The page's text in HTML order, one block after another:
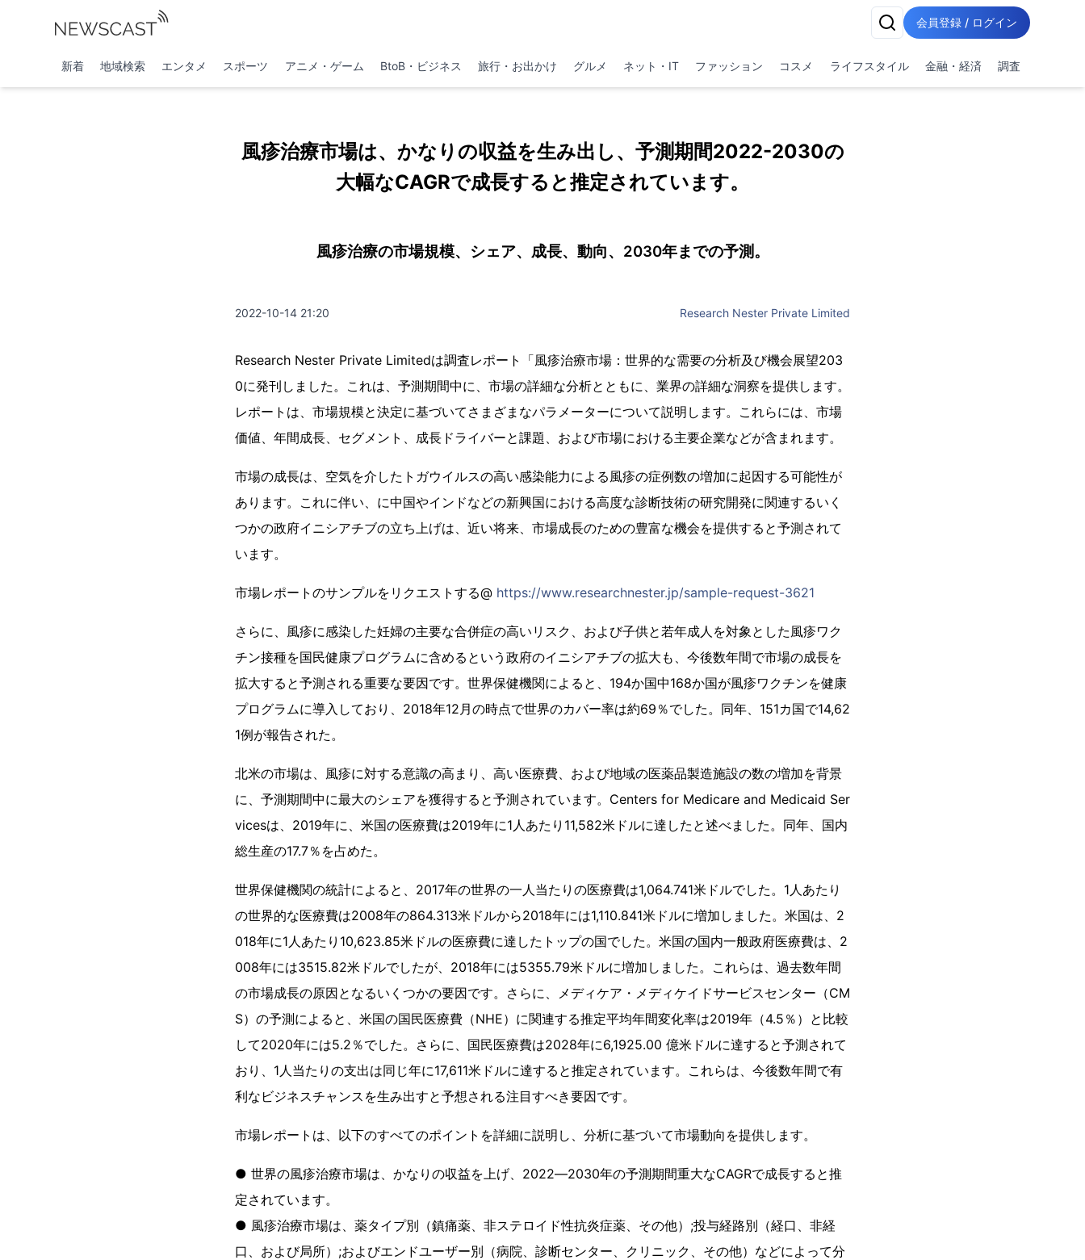
会員登録 / ログイン
新着 地域検索 エンタメ スポーツ アニメ・ゲーム BtoB・ビジネス 旅行・お出かけ グルメ ネット・IT ファッション コスメ ライフスタイル 金融・経済 調査
風疹治療市場は、かなりの収益を生み出し、予測期間2022-2030の
大幅なCAGRで成長すると推定されています。
風疹治療の市場規模、シェア、成長、動向、2030年までの予測。
2022-10-14 21:20 Research Nester Private Limited
Research Nester Private Limitedは調査レポート「風疹治療市場：世界的な需要の分析及び機会展望203
0に発刊しました。これは、予測期間中に、市場の詳細な分析とともに、業界の詳細な洞察を提供します。
レポートは、市場規模と決定に基づいてさまざまなパラメーターについて説明します。これらには、市場
価値、年間成長、セグメント、成長ドライバーと課題、および市場における主要企業などが含まれます。
市場の成長は、空気を介したトガウイルスの高い感染能力による風疹の症例数の増加に起因する可能性が
あります。これに伴い、に中国やインドなどの新興国における高度な診断技術の研究開発に関連するいく
つかの政府イニシアチブの立ち上げは、近い将来、市場成長のための豊富な機会を提供すると予測されて
います。
市場レポートのサンプルをリクエストする@ https://www.researchnester.jp/sample-request-3621
さらに、風疹に感染した妊婦の主要な合併症の高いリスク、および子供と若年成人を対象とした風疹ワク
チン接種を国民健康プログラムに含めるという政府のイニシアチブの拡大も、今後数年間で市場の成長を
拡大すると予測される重要な要因です。世界保健機関によると、194か国中168か国が風疹ワクチンを健康
プログラムに導入しており、2018年12月の時点で世界のカバー率は約69％でした。同年、151カ国で14,62
1例が報告された。
北米の市場は、風疹に対する意識の高まり、高い医療費、および地域の医薬品製造施設の数の増加を背景
に、予測期間中に最大のシェアを獲得すると予測されています。Centers for Medicare and Medicaid Ser
vicesは、2019年に、米国の医療費は2019年に1人あたり11,582米ドルに達したと述べました。同年、国内
総生産の17.7％を占めた。
世界保健機関の統計によると、2017年の世界の一人当たりの医療費は1,064.741米ドルでした。1人あたり
の世界的な医療費は2008年の864.313米ドルから2018年には1,110.841米ドルに増加しました。米国は、2
018年に1人あたり10,623.85米ドルの医療費に達したトップの国でした。米国の国内一般政府医療費は、2
008年には3515.82米ドルでしたが、2018年には5355.79米ドルに増加しました。これらは、過去数年間
の市場成長の原因となるいくつかの要因です。さらに、メディケア・メディケイドサービスセンター（CM
S）の予測によると、米国の国民医療費（NHE）に関連する推定平均年間変化率は2019年（4.5％）と比較
して2020年には5.2％でした。さらに、国民医療費は2028年に6,1925.00 億米ドルに達すると予測されて
おり、1人当たりの支出は同じ年に17,611米ドルに達すると推定されています。これらは、今後数年間で有
利なビジネスチャンスを生み出すと予想される注目すべき要因です。
市場レポートは、以下のすべてのポイントを詳細に説明し、分析に基づいて市場動向を提供します。
● 世界の風疹治療市場は、かなりの収益を上げ、2022―2030年の予測期間重大なCAGRで成長すると推
定されています。
● 風疹治療市場は、薬タイプ別（鎮痛薬、非ステロイド性抗炎症薬、その他）;投与経路別（経口、非経
口、および局所）;およびエンドユーザー別（病院、診断センター、クリニック、その他）などによって分